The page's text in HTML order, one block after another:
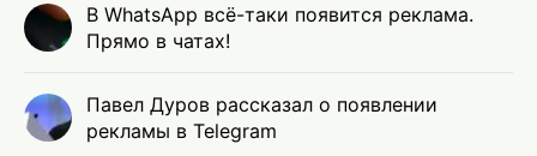
В WhatsApp всё-таки появится реклама.
Прямо в чатах!
Павел Дуров рассказал о появлении
рекламы в Telegram